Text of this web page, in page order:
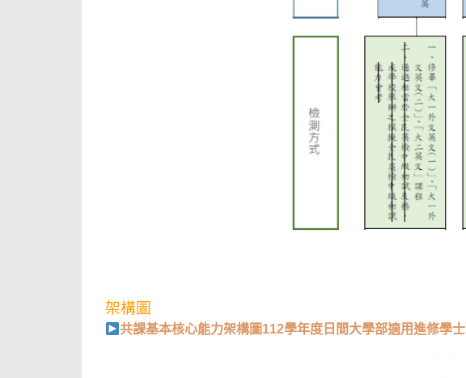
架構圖
共課基本核心能力架構圖112學年度日間大學部適用進修學